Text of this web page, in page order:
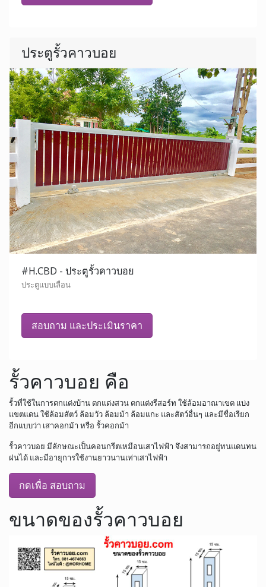
ประตูรั้วคาวบอย
#H.CBD - ประตูรั้วคาวบอย
ประตูแบบเลื่อน
สอบถาม และประเมินราคา
รั้วคาวบอย คือ
รั้วที่ใช้ในการตกแต่งบ้าน ตกแต่งสวน ตกแต่งรีสอร์ท ใช้ล้อมอาณาเขต แบ่ง
แขตแดน ใช้ล้อมสัตว์ ล้อมวัว ล้อมม้า ล้อมแกะ และสัตว์อื่นๆ และมีชื่อเรียก
อีกแบบว่า เสาคอกม้า หรือ รั้วคอกม้า
รั้วคาวบอย มีลักษณะเป็นคอนกรีตเหมือนเสาไฟฟ้า จึงสามารถอยู่ทนแดนทน
ฝนได้ และมีอายุการใช้งานยาวนานเท่าเสาไฟฟ้า
กดเพื่อ สอบถาม
ขนาดของรั้วคาวบอย